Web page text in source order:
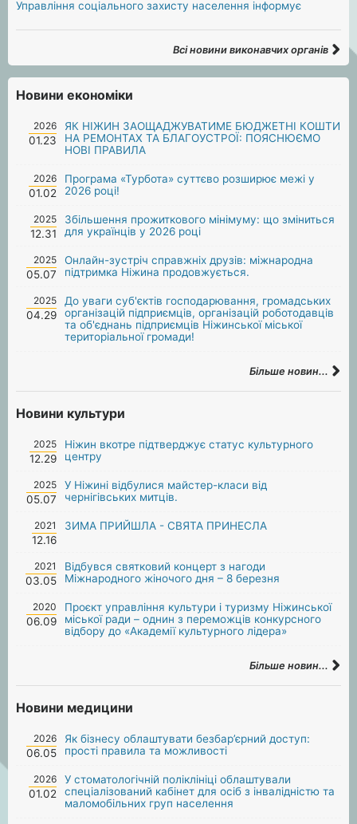
Управління соціального захисту населення інформує
Всі новини виконавчих органів
Новини економіки
2026
01.23
ЯК НІЖИН ЗАОЩАДЖУВАТИМЕ БЮДЖЕТНІ КОШТИ
НА РЕМОНТАХ ТА БЛАГОУСТРОЇ: ПОЯСНЮЄМО
НОВІ ПРАВИЛА
2026
01.02
Програма «Турбота» суттєво розширює межі у
2026 році!
2025
12.31
Збільшення прожиткового мінімуму: що зміниться
для українців у 2026 році
2025
05.07
Онлайн-зустріч справжніх друзів: міжнародна
підтримка Ніжина продовжується.
2025
04.29
До уваги суб'єктів господарювання, громадських
організацій підприємців, організацій роботодавців
та об'єднань підприємців Ніжинської міської
територіальної громади!
Більше новин...
Новини культури
2025
12.29
Ніжин вкотре підтверджує статус культурного
центру
2025
05.07
У Ніжині відбулися майстер-класи від
чернігівських митців.
2021
12.16
ЗИМА ПРИЙШЛА - СВЯТА ПРИНЕСЛА
2021
03.05
Відбувся святковий концерт з нагоди
Міжнародного жіночого дня – 8 березня
2020
06.09
Проєкт управління культури і туризму Ніжинської
міської ради – однин з переможців конкурсного
відбору до «Академії культурного лідера»
Більше новин...
Новини медицини
2026
06.05
Як бізнесу облаштувати безбар’єрний доступ:
прості правила та можливості
2026
01.02
У стоматологічній поліклініці облаштували
спеціалізований кабінет для осіб з інвалідністю та
маломобільних груп населення